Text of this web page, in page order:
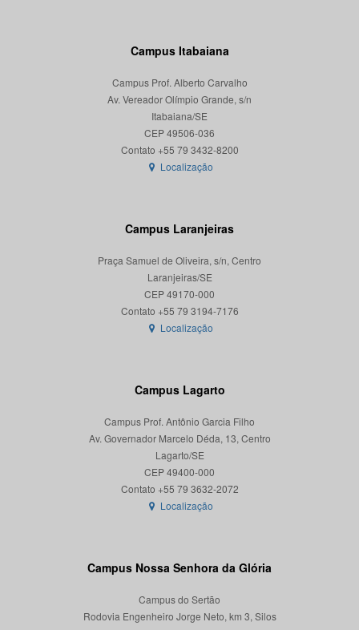
Campus Itabaiana
Campus Prof. Alberto Carvalho
Av. Vereador Olímpio Grande, s/n
Itabaiana/SE
CEP 49506-036
Localização
Campus Laranjeiras
Praça Samuel de Oliveira, s/n, Centro
Laranjeiras/SE
CEP 49170-000
Localização
Campus Lagarto
Campus Prof. Antônio Garcia Filho
Av. Governador Marcelo Déda, 13, Centro
Lagarto/SE
CEP 49400-000
Localização
Campus Nossa Senhora da Glória
Campus do Sertão
Rodovia Engenheiro Jorge Neto, km 3, Silos